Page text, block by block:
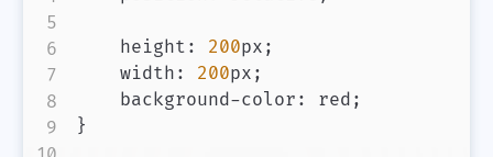
height : 200px ;
width : 200px ;
background-color : red ;
}